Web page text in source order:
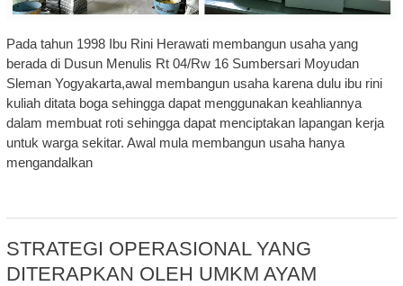
Pada tahun 1998 Ibu Rini Herawati membangun usaha yang
berada di Dusun Menulis Rt 04/Rw 16 Sumbersari Moyudan
Sleman Yogyakarta,awal membangun usaha karena dulu ibu rini
kuliah ditata boga sehingga dapat menggunakan keahliannya
dalam membuat roti sehingga dapat menciptakan lapangan kerja
untuk warga sekitar. Awal mula membangun usaha hanya
mengandalkan
STRATEGI OPERASIONAL YANG
DITERAPKAN OLEH UMKM AYAM